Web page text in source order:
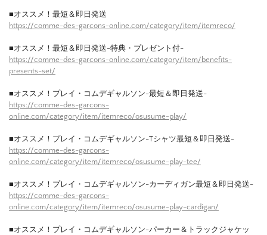
■オススメ！最短＆即日発送
https://comme-des-garcons-online.com/category/item/itemreco/
■オススメ！最短＆即日発送-特典・プレゼント付-
https://comme-des-garcons-online.com/category/item/benefits-
presents-set/
■オススメ！プレイ・コムデギャルソン-最短＆即日発送-
https://comme-des-garcons-
online.com/category/item/itemreco/osusume-play/
■オススメ！プレイ・コムデギャルソン-Tシャツ最短＆即日発送-
https://comme-des-garcons-
online.com/category/item/itemreco/osusume-play-tee/
■オススメ！プレイ・コムデギャルソン-カーディガン最短＆即日発送-
https://comme-des-garcons-
online.com/category/item/itemreco/osusume-play-cardigan/
■オススメ！プレイ・コムデギャルソン-パーカー＆トラックジャケッ